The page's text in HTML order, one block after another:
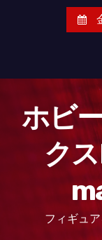
ホビ
ク
フィギュ